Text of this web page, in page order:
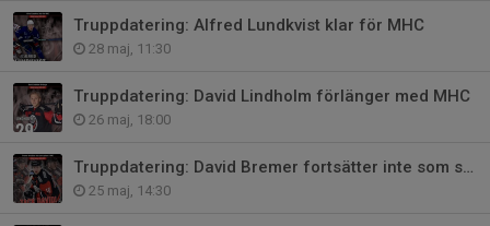
Truppdatering: Alfred Lundkvist klar för MHC
28 maj, 11:30
Truppdatering: David Lindholm förlänger med MHC
26 maj, 18:00
Truppdatering: David Bremer fortsätter inte som spelare i MHC
25 maj, 14:30